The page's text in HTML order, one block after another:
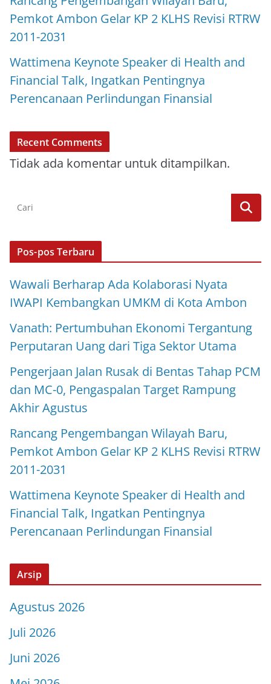
Pemkot Ambon Gelar KP 2 KLHS Revisi RTRW
2011-2031
Wattimena Keynote Speaker di Health and
Financial Talk, Ingatkan Pentingnya
Perencanaan Perlindungan Finansial
Recent Comments
Tidak ada komentar untuk ditampilkan.
Pos-pos Terbaru
Wawali Berharap Ada Kolaborasi Nyata
IWAPI Kembangkan UMKM di Kota Ambon
Vanath: Pertumbuhan Ekonomi Tergantung
Perputaran Uang dari Tiga Sektor Utama
Pengerjaan Jalan Rusak di Bentas Tahap PCM
dan MC-0, Pengaspalan Target Rampung
Akhir Agustus
Rancang Pengembangan Wilayah Baru,
Pemkot Ambon Gelar KP 2 KLHS Revisi RTRW
2011-2031
Wattimena Keynote Speaker di Health and
Financial Talk, Ingatkan Pentingnya
Perencanaan Perlindungan Finansial
Arsip
Agustus 2026
Juli 2026
Juni 2026